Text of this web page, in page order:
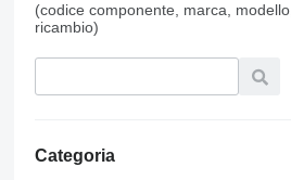
(codice componente, marca, modello,
ricambio)
Categoria